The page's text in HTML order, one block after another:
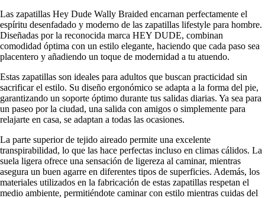
Las zapatillas Hey Dude Wally Braided encarnan perfectamente el
espíritu desenfadado y moderno de las zapatillas lifestyle para hombre.
Diseñadas por la reconocida marca HEY DUDE, combinan
comodidad óptima con un estilo elegante, haciendo que cada paso sea
placentero y añadiendo un toque de modernidad a tu atuendo.
Estas zapatillas son ideales para adultos que buscan practicidad sin
sacrificar el estilo. Su diseño ergonómico se adapta a la forma del pie,
garantizando un soporte óptimo durante tus salidas diarias. Ya sea para
un paseo por la ciudad, una salida con amigos o simplemente para
relajarte en casa, se adaptan a todas las ocasiones.
La parte superior de tejido aireado permite una excelente
transpirabilidad, lo que las hace perfectas incluso en climas cálidos. La
suela ligera ofrece una sensación de ligereza al caminar, mientras
asegura un buen agarre en diferentes tipos de superficies. Además, los
materiales utilizados en la fabricación de estas zapatillas respetan el
medio ambiente, permitiéndote caminar con estilo mientras cuidas del